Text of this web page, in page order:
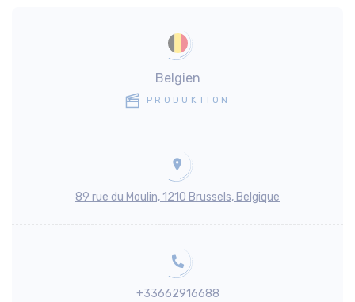
Belgien
PRODUKTION
89 rue du Moulin, 1210 Brussels, Belgique
+33662916688